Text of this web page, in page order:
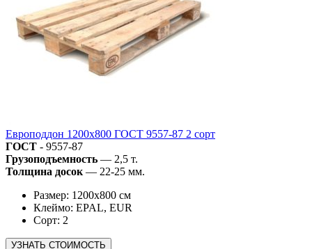
Европоддон 1200х800 ГОСТ 9557-87 2 сорт
ГОСТ - 9557-87
Грузоподъемность — 2,5 т.
Толщина досок — 22-25 мм.
Размер: 1200х800 см
Клеймо: EPAL, EUR
Сорт: 2